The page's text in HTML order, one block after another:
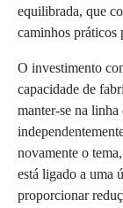
equilibrada, que
caminhos práticos
O investimento
capacidade de
manter-se na
novamente o
está ligado a uma
proporcionar